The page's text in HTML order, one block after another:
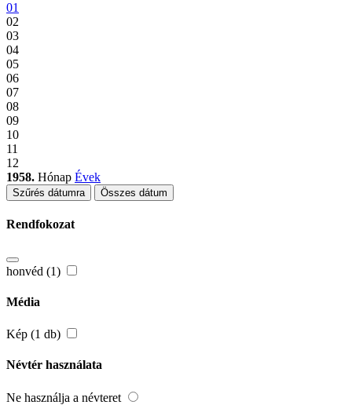
01
02
03
04
05
06
07
08
09
10
11
12
1958. Hónap Évek
Szűrés dátumra Összes dátum
Rendfokozat
honvéd (1)
Média
Kép (1 db)
Névtér használata
Ne használja a névteret